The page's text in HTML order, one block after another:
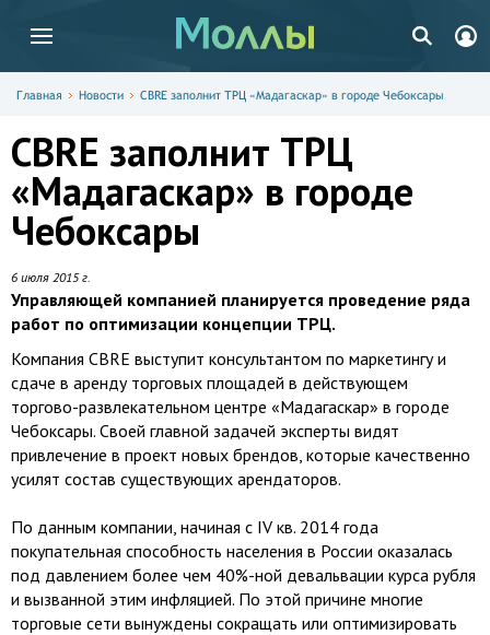
Главная Новости CBRE заполнит ТРЦ «Мадагаскар» в городе Чебоксары
CBRE заполнит ТРЦ
«Мадагаскар» в городе
Чебоксары
6 июля 2015 г.
Управляющей компанией планируется проведение ряда
работ по оптимизации концепции ТРЦ.
Компания CBRE выступит консультантом по маркетингу и
сдаче в аренду торговых площадей в действующем
торгово-развлекательном центре «Мадагаскар» в городе
Чебоксары. Своей главной задачей эксперты видят
привлечение в проект новых брендов, которые качественно
усилят состав существующих арендаторов.
По данным компании, начиная с IV кв. 2014 года
покупательная способность населения в России оказалась
под давлением более чем 40%-ной девальвации курса рубля
и вызванной этим инфляцией. По этой причине многие
торговые сети вынуждены сокращать или оптимизировать